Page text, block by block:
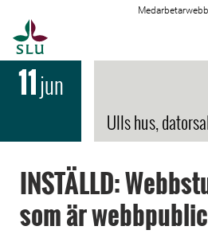
11jun
Ulls hus,
INSTÄLLD:
som är